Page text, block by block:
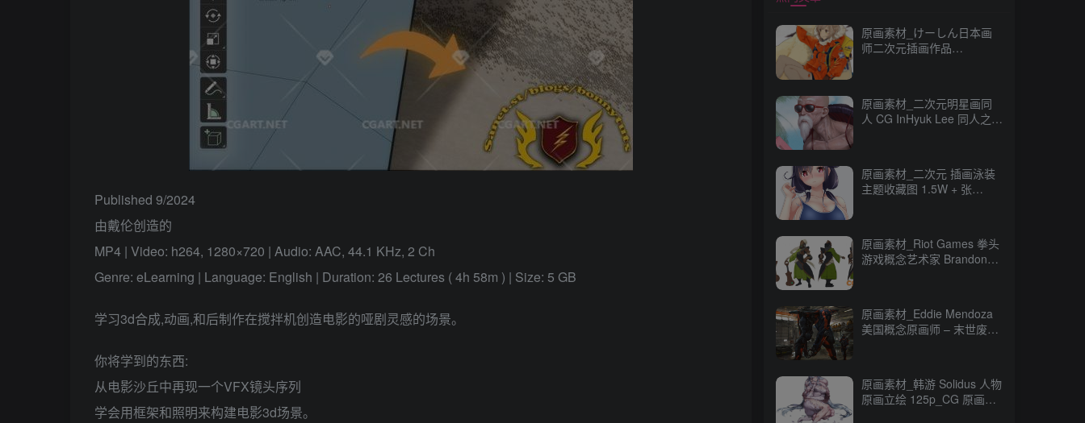
Published 9/2024
由戴伦创造的
MP4 | Video: h264, 1280×720 | Audio: AAC, 44.1 KHz, 2 Ch
Genre: eLearning | Language: English | Duration: 26 Lectures ( 4h 58m ) | Size: 5 GB
学习3d合成,动画,和后制作在搅拌机创造电影的哑剧灵感的场景。
你将学到的东西:
从电影沙丘中再现一个VFX镜头序列
学会用框架和照明来构建电影3d场景。
原画素材_けーしん日本画
师二次元插画作品
原画素材_二次元明星画同
人 CG InHyuk Lee 同人之神
原画素材_二次元 插画泳装
主题收藏图 1.5W + 张
原画素材_Riot Games 拳头
游戏概念艺术家 Brandon
原画素材_Eddie Mendoza
美国概念原画师 – 末世废土
原画素材_韩游 Solidus 人物
原画立绘 125p_CG 原画资